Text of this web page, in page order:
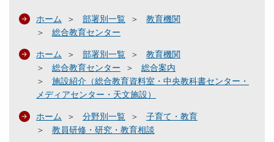
ホーム 部署別一覧
教育機関
総合教育センター
ホーム 部署別一覧
教育機関
総合教育センター
総合案内
施設紹介（総合教育資料室・中央教科書センター・
メディアセンター・天文施設）
ホーム 分野別一覧
子育て・教育
教員研修・研究・教育相談